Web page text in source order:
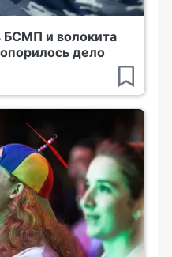
БСМП и волокита
дело